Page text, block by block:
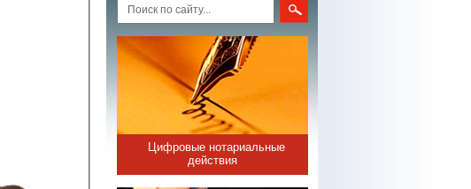
Цифровые нотариальные
действия